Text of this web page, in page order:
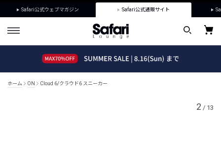
Safari公式ウェブマガジン Safari公式通販サイト
ホーム ON Cloud 6/クラウド6 スニーカー
2 / 13